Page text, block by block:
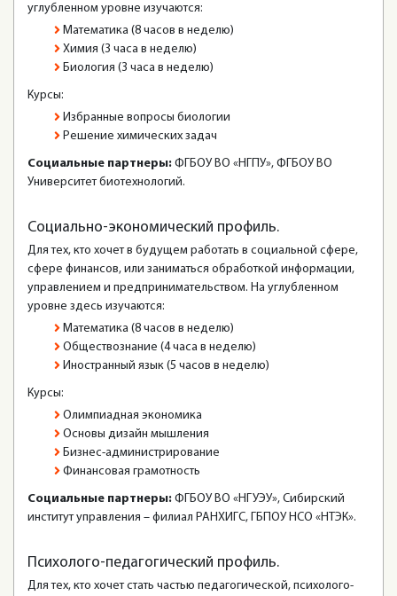
углубленном уровне изучаются:
Математика (8 часов в неделю)
Химия (3 часа в неделю)
Биология (3 часа в неделю)
Курсы:
Избранные вопросы биологии
Решение химических задач
Социальные партнеры: ФГБОУ ВО «НГПУ», ФГБОУ ВО
Университет биотехнологий.
Социально-экономический профиль.
Для тех, кто хочет в будущем работать в социальной сфере,
сфере финансов, или заниматься обработкой информации,
управлением и предпринимательством. На углубленном
уровне здесь изучаются:
Математика (8 часов в неделю)
Обществознание (4 часа в неделю)
Иностранный язык (5 часов в неделю)
Курсы:
Олимпиадная экономика
Основы дизайн мышления
Бизнес-администрирование
Финансовая грамотность
Социальные партнеры: ФГБОУ ВО «НГУЭУ», Сибирский
институт управления – филиал РАНХИГС, ГБПОУ НСО «НТЭК».
Психолого-педагогический профиль.
Для тех, кто хочет стать частью педагогической, психолого-